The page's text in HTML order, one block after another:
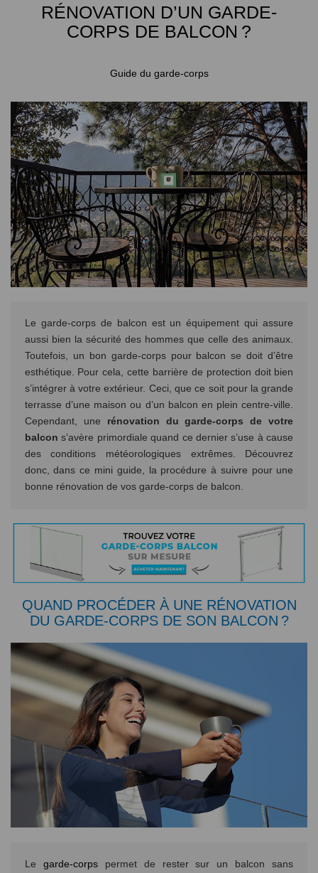
RÉNOVATION D’UN GARDE-
CORPS DE BALCON ?
Guide du garde-corps
Le garde-corps de balcon est un équipement qui assure
aussi bien la sécurité des hommes que celle des animaux.
Toutefois, un bon garde-corps pour balcon se doit d’être
esthétique. Pour cela, cette barrière de protection doit bien
s’intégrer à votre extérieur. Ceci, que ce soit pour la grande
terrasse d’une maison ou d’un balcon en plein centre-ville.
Cependant, une rénovation du garde-corps de votre
balcons’avère primordiale quand ce dernier s’use à cause
des conditions météorologiques extrêmes. Découvrez
donc, dans ce mini guide, la procédure à suivre pour une
bonne rénovation de vos garde-corps de balcon.
QUAND PROCÉDER À UNE RÉNOVATION
DU GARDE-CORPS DE SON BALCON ?
Le garde-corpspermet de rester sur un balcon sans